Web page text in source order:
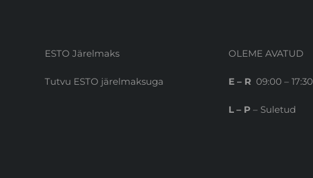
ESTO Järelmaks
Tutvu ESTO järelmaksuga
OLEME AVATUD
E – R 09:00 – 17:30
L – P – Suletud